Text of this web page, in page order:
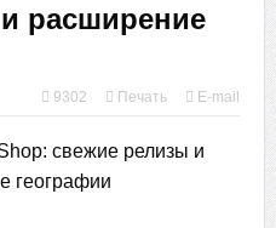
расширение
9302 Печать E-mail